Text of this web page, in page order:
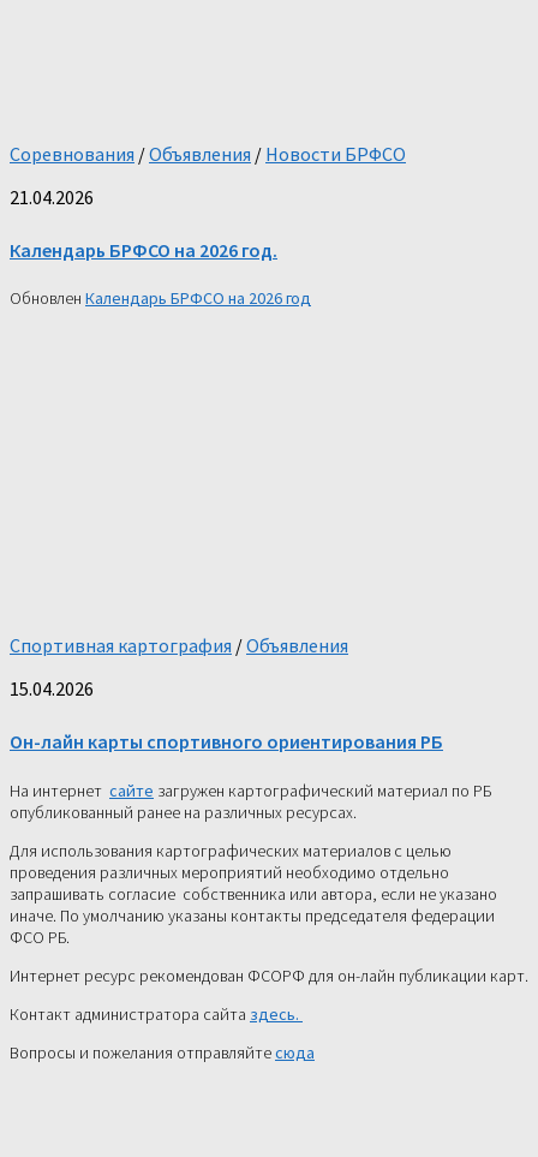
Соревнования /Объявления / Новости БРФСО
21.04.2026
Календарь БРФСО на 2026 год.
Обновлен Календарь БРФСО на 2026 год
Спортивная картография /Объявления
15.04.2026
Он-лайн карты спортивного ориентирования РБ
На интернет сайте загружен картографический материал по РБ
опубликованный ранее на различных ресурсах.
Для использования картографических материалов с целью
проведения различных мероприятий необходимо отдельно
запрашивать согласие собственника или автора, если не указано
иначе. По умолчанию указаны контакты председателя федерации
ФСО РБ.
Интернет ресурс рекомендован ФСОРФ для он-лайн публикации карт.
Контакт администратора сайта здесь.
Вопросы и пожелания отправляйтесюда